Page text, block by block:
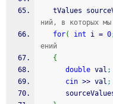
tValues
ний, в которых мы
for( int i = 0
ений
{
double val ;
cin >> val ;